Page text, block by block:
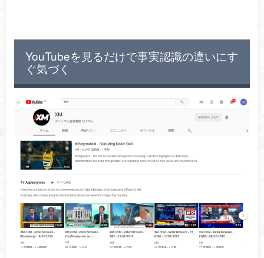
YouTubeを見るだけで事実認識の違いにす
ぐ気づく